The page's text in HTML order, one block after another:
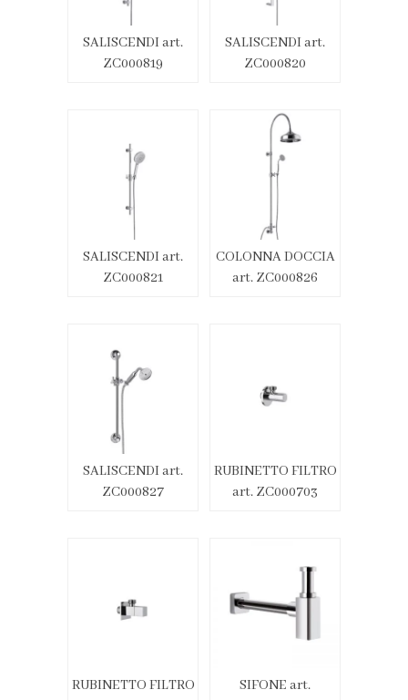
SALISCENDI art.
ZC000819
SALISCENDI art.
ZC000820
SALISCENDI art.
ZC000821
COLONNA DOCCIA
art. ZC000826
SALISCENDI art.
ZC000827
RUBINETTO FILTRO
art. ZC000703
RUBINETTO FILTRO
SIFONE art.